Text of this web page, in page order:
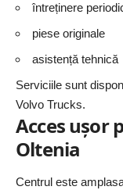
întreținere
piese originale
asistență tehnică
Serviciile sunt
Volvo Trucks.
Acces ușor
Oltenia
Centrul este